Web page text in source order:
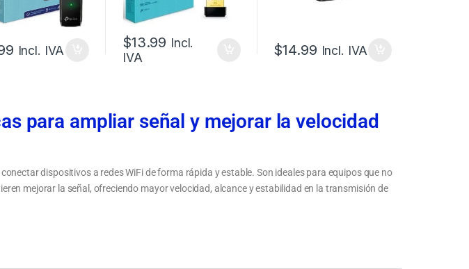
Incl. IVA $13.99 Incl.
IVA
$14.99 Incl. IVA
para ampliar señal y mejorar la velocidad
dispositivos a redes WiFi de forma rápida y estable. Son ideales para equipos que no
mejorar la señal, ofreciendo mayor velocidad, alcance y estabilidad en la transmisión de